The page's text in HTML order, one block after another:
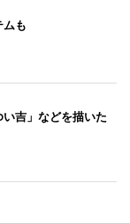
ムも
吉」などを描いた